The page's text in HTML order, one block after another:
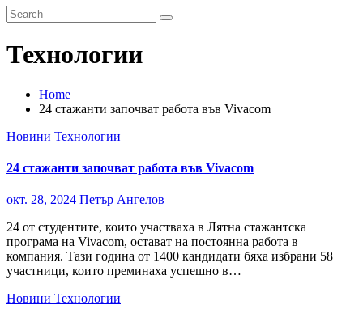
Технологии
Home
24 стажанти започват работа във Vivacom
Новини Технологии
24 стажанти започват работа във Vivacom
окт. 28, 2024 Петър Ангелов
24 от студентите, които участваха в Лятна стажантска
програма на Vivacom, остават на постоянна работа в
компания. Тази година от 1400 кандидати бяха избрани 58
участници, които преминаха успешно в…
Новини Технологии